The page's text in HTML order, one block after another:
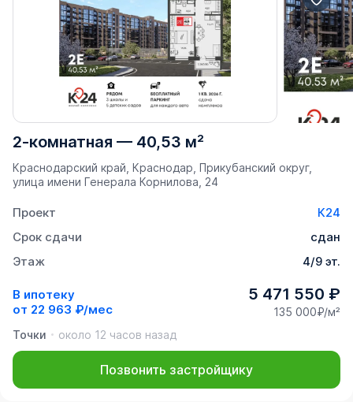
2-комнатная — 40,53 м²
Краснодарский край, Краснодар, Прикубанский округ,
улица имени Генерала Корнилова, 24
Проект
К24
Срок сдачи
сдан
Этаж
4/9 эт.
В ипотеку
от 22 963 ₽/мес
5 471 550 ₽
135 000₽/м²
Точки
около 12 часов назад
Позвонить застройщику